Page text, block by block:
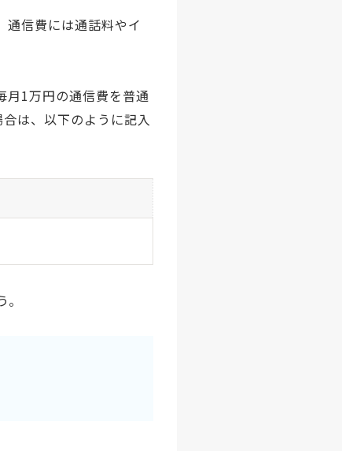
通信費には通話料やイ
月1万円の通信費を普通
は、以下のように記入